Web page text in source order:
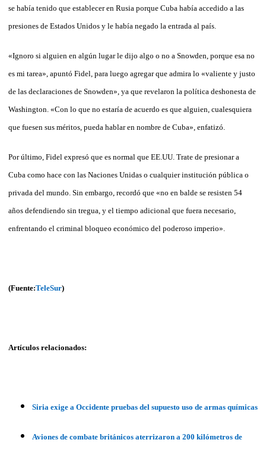
se había tenido que establecer en Rusia porque Cuba había accedido a las
presiones de Estados Unidos y le había negado la entrada al país.
«Ignoro si alguien en algún lugar le dijo algo o no a Snowden, porque esa no
es mi tarea», apuntó Fidel, para luego agregar que admira lo «valiente y justo
de las declaraciones de Snowden», ya que revelaron la política deshonesta de
Washington. «Con lo que no estaría de acuerdo es que alguien, cualesquiera
que fuesen sus méritos, pueda hablar en nombre de Cuba», enfatizó.
Por último, Fidel expresó que es normal que EE.UU. Trate de presionar a
Cuba como hace con las Naciones Unidas o cualquier institución pública o
privada del mundo. Sin embargo, recordó que «no en balde se resisten 54
años defendiendo sin tregua, y el tiempo adicional que fuera necesario,
enfrentando el criminal bloqueo económico del poderoso imperio».
(Fuente:TeleSur)
Artículos relacionados:
Siria exige a Occidente pruebas del supuesto uso de armas químicas
Aviones de combate británicos aterrizaron a 200 kilómetros de